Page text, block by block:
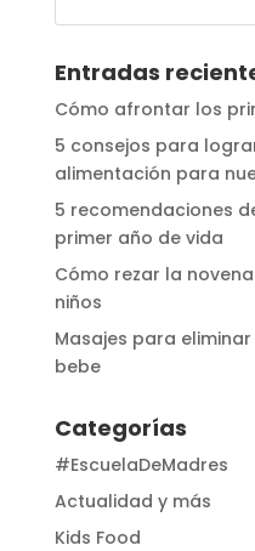
Entradas
Cómo afrontar los
5 consejos para
alimentación para
5 recomendaciones
primer año de vida
Cómo rezar la
niños
Masajes para
bebe
Categorías
#EscuelaDeMadres
Actualidad y más
Kids Food